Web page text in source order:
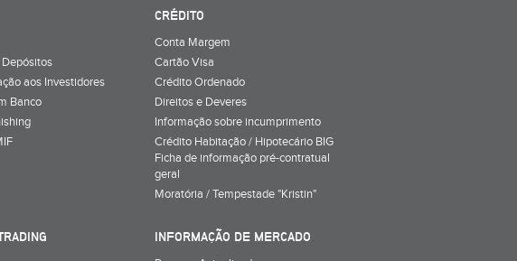
aos Investidores
Banco
CRÉDITO
Conta Margem
Cartão Visa
Crédito Ordenado
Direitos e Deveres
Informação sobre incumprimento
Crédito Habitação / Hipotecário BIG
Ficha de informação pré-contratual
geral
Moratória / Tempestade "Kristin"
INFORMAÇÃO DE MERCADO